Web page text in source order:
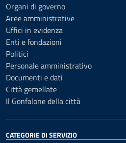
Organi di governo
Aree amministrative
Uffici in evidenza
Enti e fondazioni
Politici
Personale amministrativo
Documenti e dati
Città gemellate
Il Gonfalone della città
CATEGORIE DI SERVIZIO